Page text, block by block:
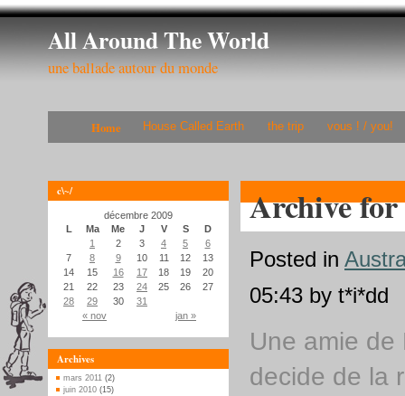
All Around The World
une ballade autour du monde
Home House Called Earth the trip vous ! / you!
c\~/
décembre 2009
L
Ma Me J V S D
« nov jan »
1 2 3 4 5
6
7
8 9 10 11 12
13
14
15 16 17 18 19
20
21
22 23 24 25 26
27
28
29 30 31
Archives
mars 2011 (2)
juin 2010 (15)
Archive for
Posted in
05:43 by t*i*dd
Une amie
decide de la